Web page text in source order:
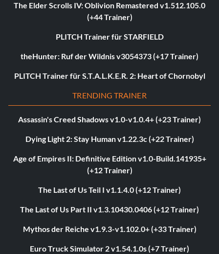
The Elder Scrolls IV: Oblivion Remastered v1.512.105.0
(+44 Trainer)
PLITCH Trainer für STARFIELD
theHunter: Ruf der Wildnis v3054373 (+17 Trainer)
PLITCH Trainer für S.T.A.L.K.E.R. 2: Heart of Chornobyl
TRENDING TRAINER
Assassin's Creed Shadows v1.0-v1.0.4+ (+23 Trainer)
Dying Light 2: Stay Human v1.22.3c (+22 Trainer)
Age of Empires II: Definitive Edition v1.0-Build.141935+
(+12 Trainer)
The Last of Us Teil I v1.1.4.0 (+12 Trainer)
The Last of Us Part II v1.3.10430.0406 (+12 Trainer)
Mythos der Reiche v1.9.3-v1.102.0+ (+33 Trainer)
Euro Truck Simulator 2 v1.54.1.0s (+7 Trainer)